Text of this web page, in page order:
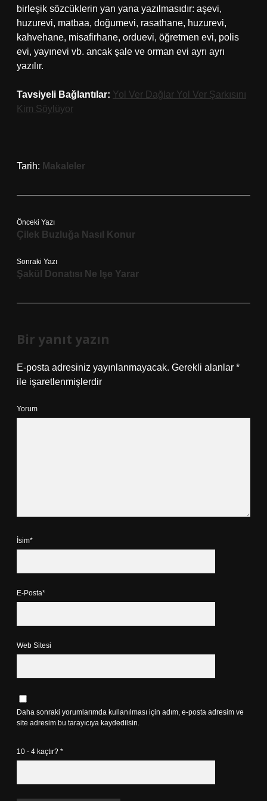
birleşik sözcüklerin yan yana yazılmasıdır: aşevi,
huzurevi, matbaa, doğumevi, rasathane, huzurevi,
kahvehane, misafirhane, orduevi, öğretmen evi, polis
evi, yayınevi vb. ancak şale ve orman evi ayrı ayrı
yazılır.
Tavsiyeli Bağlantılar: Yol Ver Dağlar Yol Ver Şarkısını
Kim Söylüyor
Tarih: Makaleler
Önceki Yazı
Çilek Buzluğa Nasıl Konur
Sonraki Yazı
Şakül Donatısı Ne Işe Yarar
Bir yanıt yazın
E-posta adresiniz yayınlanmayacak. Gerekli alanlar *
ile işaretlenmişlerdir
Yorum
İsim*
E-Posta*
Web Sitesi
Daha sonraki yorumlarımda kullanılması için adım, e-posta adresim ve
site adresim bu tarayıcıya kaydedilsin.
10 - 4 kaçtır? *